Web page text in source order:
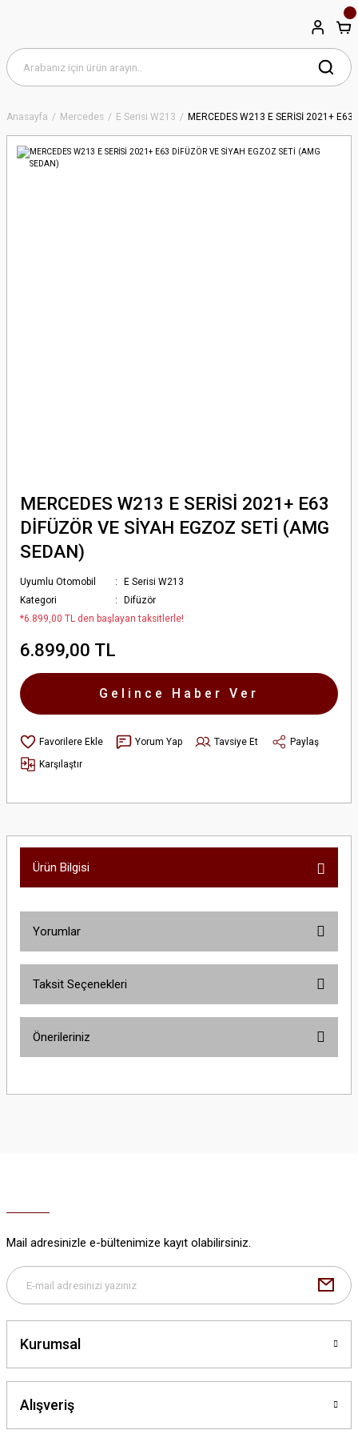
Anasayfa Mercedes E Serisi W213 MERCEDES W213 E SERİSİ 2021+ E63
MERCEDES W213 E SERİSİ 2021+ E63
DİFÜZÖR VE SİYAH EGZOZ SETİ (AMG
SEDAN)
Uyumlu Otomobil
E Serisi W213
Kategori
Difüzör
*6.899,00 TL den başlayan taksitlerle!
6.899,00 TL
Gelince Haber Ver
Yorum Yap Tavsiye Et
Paylaş
Karşılaştır
Ürün Bilgisi
Yorumlar
Taksit Seçenekleri
Önerileriniz
yetersiz gördüğünüz noktaları öneri formunu kullanarak tarafımıza
Bu ürüne benzer farklı alternatifler olmalı.
Mail adresinizle e-bültenimize kayıt olabilirsiniz.
Kurumsal
Alışveriş